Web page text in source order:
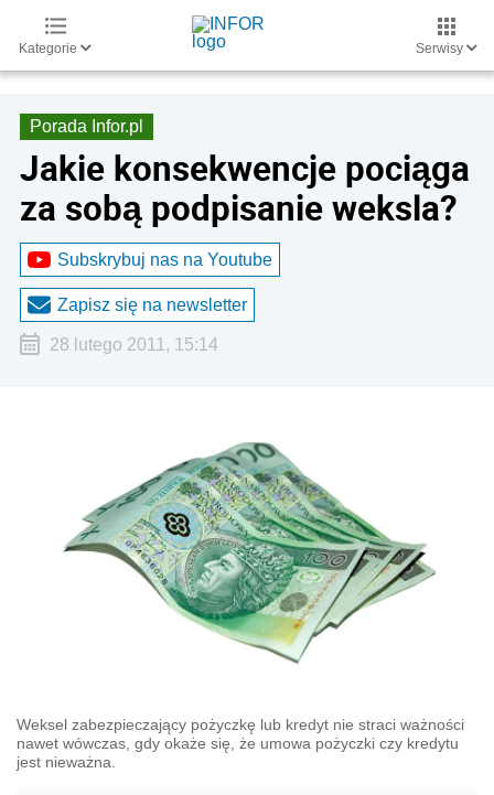
Kategorie Serwisy
Porada Infor.pl
Jakie konsekwencje pociąga
za sobą podpisanie weksla?
Subskrybuj nas na Youtube
Zapisz się na newsletter
28 lutego 2011, 15:14
Weksel zabezpieczający pożyczkę lub kredyt nie straci ważności
nawet wówczas, gdy okaże się, że umowa pożyczki czy kredytu
jest nieważna.